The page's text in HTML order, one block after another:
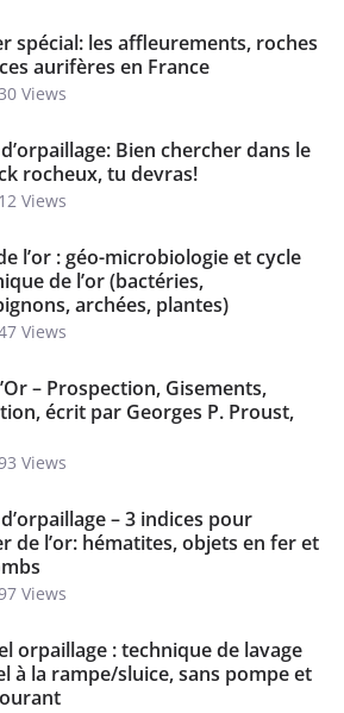
spécial: les affleurements, roches
aurifères en France
Views
Bien chercher dans le
rocheux, tu devras!
Views
l’or : géo-microbiologie et cycle
de l’or (bactéries,
archées, plantes)
Views
– Prospection, Gisements,
écrit par Georges P. Proust,
Views
– 3 indices pour
de l’or: hématites, objets en fer et
Views
orpaillage : technique de lavage
à la rampe/sluice, sans pompe et